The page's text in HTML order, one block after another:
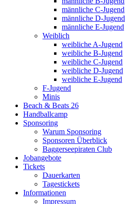
männliche C-Jugend
männliche D-Jugend
männliche E-Jugend
Weiblich
weibliche A-Jugend
weibliche B-Jugend
weibliche C-Jugend
weibliche D-Jugend
weibliche E-Jugend
F-Jugend
Minis
Beach & Beats 26
Handballcamp
Sponsoring
Warum Sponsoring
Sponsoren Überblick
Baggerseepiraten Club
Jobangebote
Tickets
Dauerkarten
Tagestickets
Informationen
Impressum